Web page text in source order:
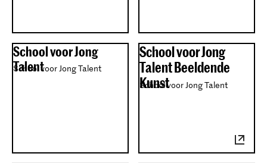
School voor Jong
Talent
School voor Jong Talent
School voor Jong
Talent Beeldende
Kunst
School voor Jong Talent